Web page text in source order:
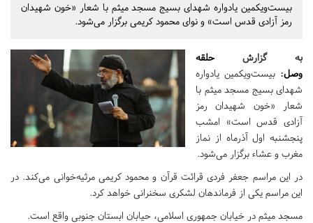
بیست‌ویکمین یادواره شهدای بسیج مسجد میثم با شعار «خون شهیدان
رمز آزادی قدس است» و نوای محمود کریمی برگزار می‌شود.
به گزارش حلقه
وصل: بیست‌ویکمین یادواره
شهدای بسیج مسجد میثم با
شعار «خون شهیدان رمز
آزادی قدس است» امشب
پنجشنبه اول آذرماه از نماز
مغرب و عشاء برگزار می‌شود.
در این مراسم جعفر فردی قرائت قرآن و محمود کریمی مرثیه‌خوانی می‌کند. در
این مراسم یکی از فرماندهان لشکری سخنرانی خواهد کرد.
مسجد میثم در خیابان جمهوری اسلامی، حیابان ابستان جنوبی واقع است.